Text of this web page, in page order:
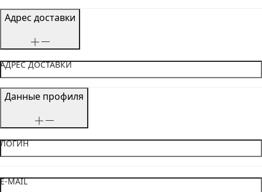
Адрес доставки
АДРЕС ДОСТАВКИ
Данные профиля
ЛОГИН
E-MAIL